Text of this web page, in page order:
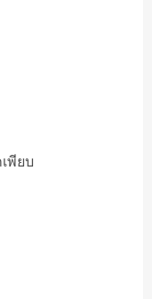
พียบ